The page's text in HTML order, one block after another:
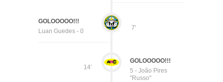
7'
GOLOOOOO!!!
Luan Guedes - 0
14'
GOLOOOOO!!!
5 - João Pires
"Russo"